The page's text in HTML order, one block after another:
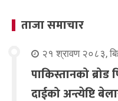
ताजा समाचार
२१ श्रावण २०८३,
पाकिस्तानको
दाईको अन्त्येष्टि